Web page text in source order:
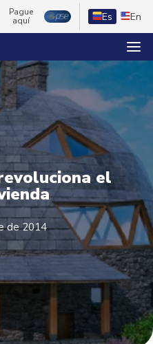
Pague
aquí
Es En
el
de 2014